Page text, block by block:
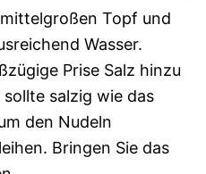
Topf und
Wasser.
Prise Salz hinzu
salzig wie das
den Nudeln
Bringen Sie das